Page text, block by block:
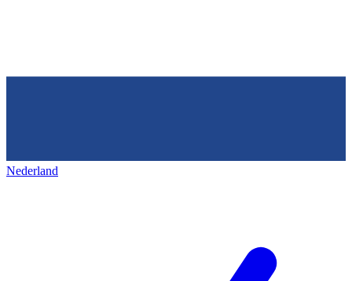
Nederland